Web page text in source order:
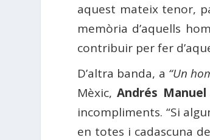
aquest mateix tenor,
memòria d’aquells
contribuir per fer
D’altra banda, a “Un
Mèxic,Andrés
incompliments. “Si
en totes i cadascuna